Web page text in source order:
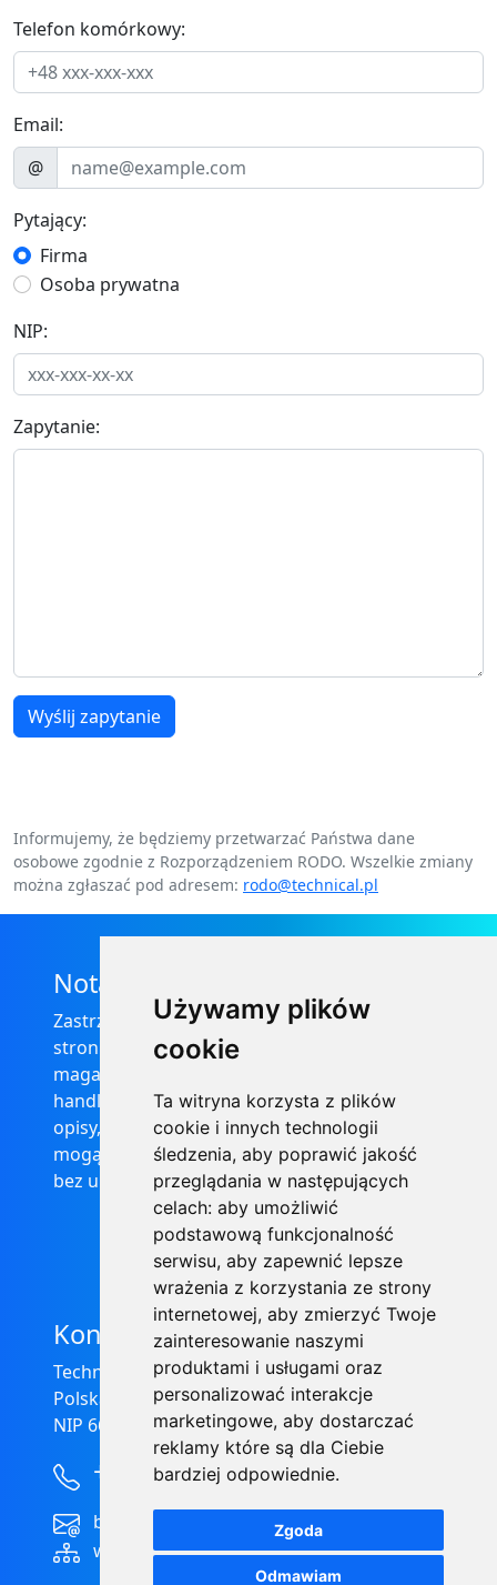
Używamy plików
cookie
Ta witryna korzysta z plików
cookie i innych technologii
śledzenia, aby poprawić jakość
przeglądania w następujących
celach: aby umożliwić
podstawową funkcjonalność
serwisu, aby zapewnić lepsze
wrażenia z korzystania ze strony
internetowej, aby zmierzyć Twoje
zainteresowanie naszymi
produktami i usługami oraz
personalizować interakcje
marketingowe, aby dostarczać
reklamy które są dla Ciebie
bardziej odpowiednie.
Zgoda
Odmawiam
Telefon komórkowy:
Email:
@
Pytający:
Firma
Osoba prywatna
NIP:
Zapytanie:
Wyślij zapytanie
Informujemy, że będziemy przetwarzać Państwa dane
osobowe zgodnie z Rozporządzeniem RODO. Wszelkie zmiany
można zgłaszać pod adresem: rodo@technical.pl
Nota prawna
Zastrzega się, że informacje zamieszczone na
stronie internetowej https://informator-
magazynowy.technical.pl/ nie stanowią oferty
handlowej w rozumieniu prawa, ponadto
opisy, dane techniczne i pozostałe informacje
mogą ulec zmianie bez podania przyczyny i
bez uprzedzenia.
Kontakt
Technical Grzegorz Tęgos
Polska, 62-600 Koło, ul. Toruńska 212
NIP 666-137-75-84, REGON 310288700
+48 63-27-25-478
biuro@technical.pl
www.technical.pl